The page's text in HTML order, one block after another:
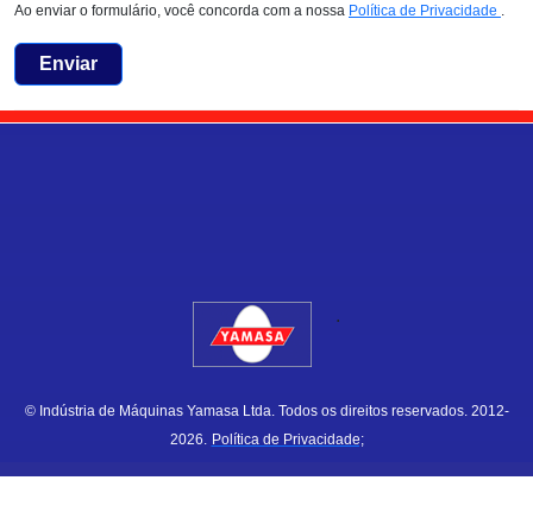
Ao enviar o formulário, você concorda com a nossa Política de Privacidade
Enviar
.
© Indústria de Máquinas Yamasa Ltda. Todos os direitos reservados. 2012-
2026.
Política de Privacidade;